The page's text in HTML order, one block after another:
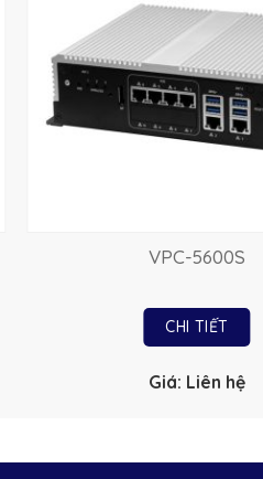
VPC-5600S
CHI TIẾT
Giá: Liên hệ